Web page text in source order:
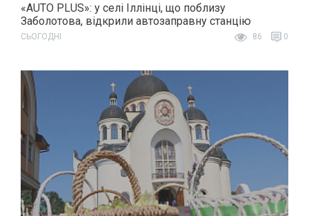
«AUTO PLUS»: у селі Іллінці, що поблизу
Заболотова, відкрили автозаправну станцію
СЬОГОДНІ 86 0